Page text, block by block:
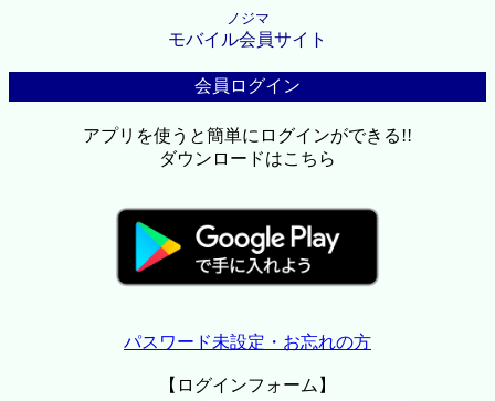
ノジマ
モバイル会員サイト
会員ログイン
アプリを使うと簡単にログインができる!!
ダウンロードはこちら
パスワード未設定・お忘れの方
【ログインフォーム】